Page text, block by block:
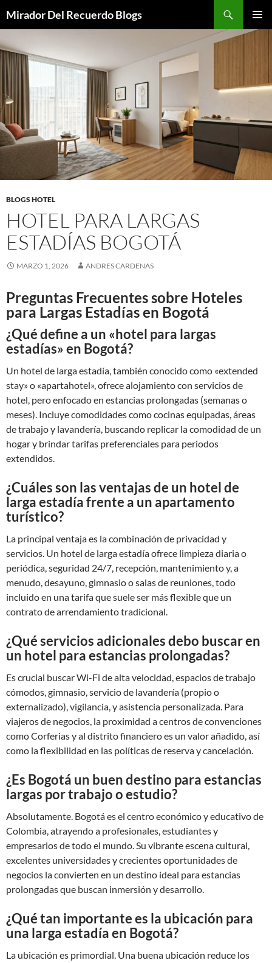
Mirador Del Recuerdo Blogs
MENÚ
BLOGS HOTEL
HOTEL PARA LARGAS
ESTADÍAS BOGOTÁ
MARZO 1, 2026 ANDRES CARDENAS
Preguntas Frecuentes sobre Hoteles
para Largas Estadías en Bogotá
¿Qué define a un «hotel para largas
estadías» en Bogotá?
Un hotel de larga estadía, también conocido como «extended
stay» o «apartahotel», ofrece alojamiento con servicios de
hotel, pero enfocado en estancias prolongadas (semanas o
meses). Incluye comodidades como cocinas equipadas, áreas
de trabajo y lavandería, buscando replicar la comodidad de un
hogar y brindar tarifas preferenciales para periodos
extendidos.
¿Cuáles son las ventajas de un hotel de
larga estadía frente a un apartamento
turístico?
La principal ventaja es la combinación de privacidad y
servicios. Un hotel de larga estadía ofrece limpieza diaria o
periódica, seguridad 24/7, recepción, mantenimiento y, a
menudo, desayuno, gimnasio o salas de reuniones, todo
incluido en una tarifa que suele ser más flexible que un
contrato de arrendamiento tradicional.
¿Qué servicios adicionales debo buscar en
un hotel para estancias prolongadas?
Es crucial buscar Wi-Fi de alta velocidad, espacios de trabajo
cómodos, gimnasio, servicio de lavandería (propio o
externalizado), vigilancia, y asistencia personalizada. Para
viajeros de negocios, la proximidad a centros de convenciones
como Corferias y al distrito financiero es un valor añadido, así
como la flexibilidad en las políticas de reserva y cancelación.
¿Es Bogotá un buen destino para estancias
largas por trabajo o estudio?
Absolutamente. Bogotá es el centro económico y educativo de
Colombia, atrayendo a profesionales, estudiantes y
empresarios de todo el mundo. Su vibrante escena cultural,
excelentes universidades y crecientes oportunidades de
negocios la convierten en un destino ideal para estancias
prolongadas que buscan inmersión y desarrollo.
¿Qué tan importante es la ubicación para
una larga estadía en Bogotá?
La ubicación es primordial. Una buena ubicación reduce los